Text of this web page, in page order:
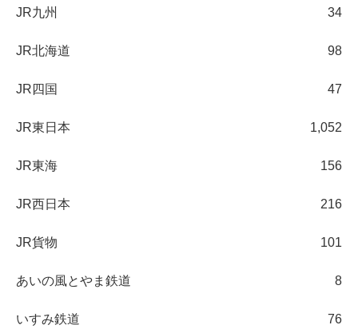
JR九州 34
JR北海道 98
JR四国 47
JR東日本 1,052
JR東海 156
JR西日本 216
JR貨物 101
あいの風とやま鉄道 8
いすみ鉄道 76